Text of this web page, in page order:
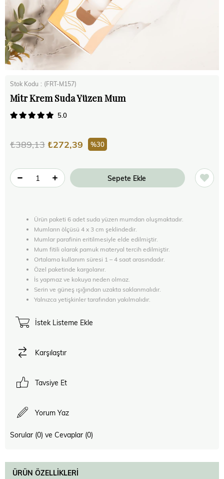
Stok Kodu (FRT-M157)
Mitr Krem Suda Yüzen Mum
5.0
₺389,13 ₺272,39 30
Ürün paketi 6 adet suda yüzen mumdan oluşmaktadır.
Mumların ölçüsü 4 x 3 cm şeklindedir.
Mumlar parafinin eritilmesiyle elde edilmiştir.
Mum fitili olarak pamuk materyal tercih edilmiştir.
Ortalama kullanım süresi 1 – 4 saat arasındadır.
Özel paketinde kargolanır.
İs yapmaz ve kokuya neden olmaz.
Serin ve güneş ışığından uzakta saklanmalıdır.
Yalnızca yetişkinler tarafından yakılmalıdır.
İstek Listeme Ekle
Karşılaştır
Tavsiye Et
Yorum Yaz
Sorular (0) ve Cevaplar (0)
ÜRÜN ÖZELLIKLERI